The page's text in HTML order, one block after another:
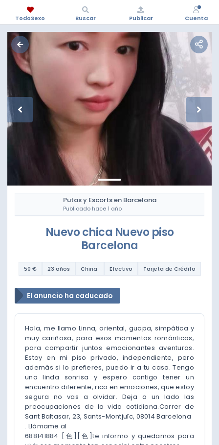
Putas y Escorts en Barcelona
Publicado hace 1 año
Nuevo chica Nuevo piso
Barcelona
50 € 23 años China Efectivo Tarjeta de Crédito
El anuncio ha caducado
Hola, me llamo Linna, oriental, guapa, simpática y
muy cariñosa, para esos momentos románticos,
para compartir juntos emocionantes aventuras.
Estoy en mi piso privado, independiente, pero
además si lo prefieres, puedo ir a tu casa. Tengo
una linda sonrisa y espero contigo tener un
encuentro diferente, rico en emociones, que estoy
segura no vas a olvidar. Deja a un lado las
preocupaciones de la vida cotidiana.Carrer de
Sant Baltasar, 23, Sants-Montjuïc, 08014 Barcelona
. Llámame al
688141884 [色][色]te informo y quedamos para
TodoSexo Buscar Publicar Cuenta